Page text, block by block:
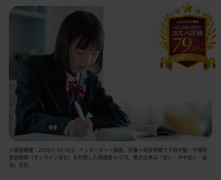
※調査概要：2025/7/18–9/3、インターネット調査、対象＝高校受験で子供が塾・予備校・
家庭教師（オンライン含む）を利用した保護者 n=375。表示比率は「安い・やや安い・妥
当」合計。